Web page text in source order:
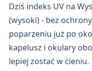
Dziś indeks UV na
(wysoki) - bez
poparzeniu już po
kapelusz i okulary
lepiej zostać w cieniu.